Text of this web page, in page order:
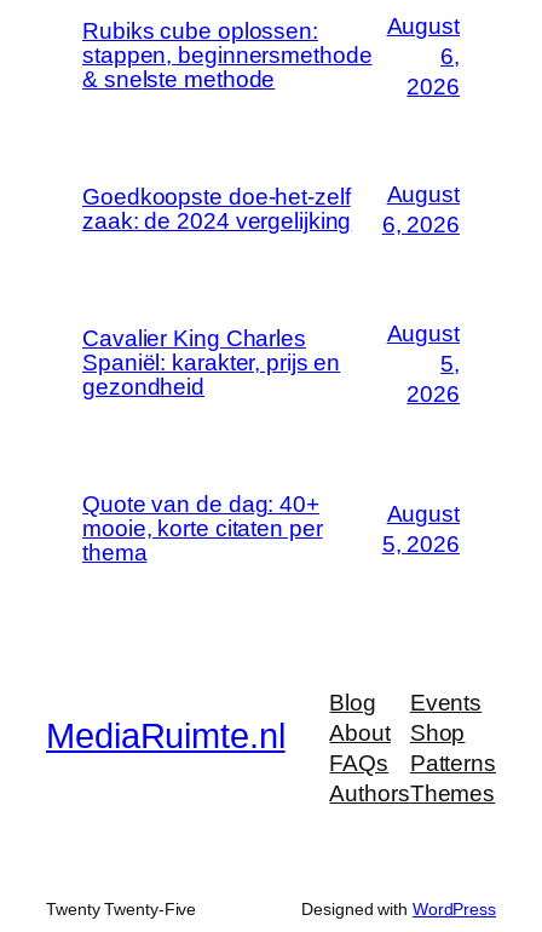
Rubiks cube oplossen:
stappen, beginnersmethode
& snelste methode
August
6,
2026
Goedkoopste doe-het-zelf
zaak: de 2024 vergelijking
August
6, 2026
Cavalier King Charles
Spaniël: karakter, prijs en
gezondheid
August
5,
2026
Quote van de dag: 40+
mooie, korte citaten per
thema
August
5, 2026
MediaRuimte.nl
Blog
About
FAQs
Authors
Events
Shop
Patterns
Themes
Twenty Twenty-Five Designed with WordPress